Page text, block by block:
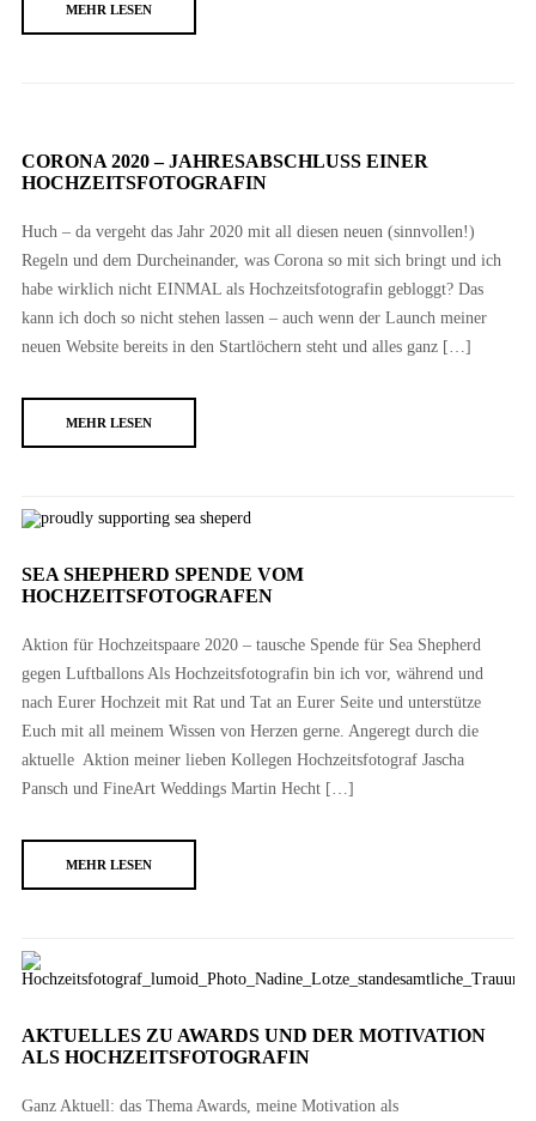
MEHR LESEN
CORONA 2020 – JAHRESABSCHLUSS EINER
HOCHZEITSFOTOGRAFIN
Huch – da vergeht das Jahr 2020 mit all diesen neuen (sinnvollen!)
Regeln und dem Durcheinander, was Corona so mit sich bringt und ich
habe wirklich nicht EINMAL als Hochzeitsfotografin gebloggt? Das
kann ich doch so nicht stehen lassen – auch wenn der Launch meiner
neuen Website bereits in den Startlöchern steht und alles ganz […]
MEHR LESEN
SEA SHEPHERD SPENDE VOM
HOCHZEITSFOTOGRAFEN
Aktion für Hochzeitspaare 2020 – tausche Spende für Sea Shepherd
gegen Luftballons Als Hochzeitsfotografin bin ich vor, während und
nach Eurer Hochzeit mit Rat und Tat an Eurer Seite und unterstütze
Euch mit all meinem Wissen von Herzen gerne. Angeregt durch die
aktuelle Aktion meiner lieben Kollegen Hochzeitsfotograf Jascha
Pansch und FineArt Weddings Martin Hecht […]
MEHR LESEN
AKTUELLES ZU AWARDS UND DER MOTIVATION
ALS HOCHZEITSFOTOGRAFIN
Ganz Aktuell: das Thema Awards, meine Motivation als